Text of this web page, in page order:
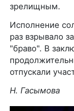
зрелищным.
Исполнение
раз взрывало
"браво". В
отпускали
Н. Гасымова